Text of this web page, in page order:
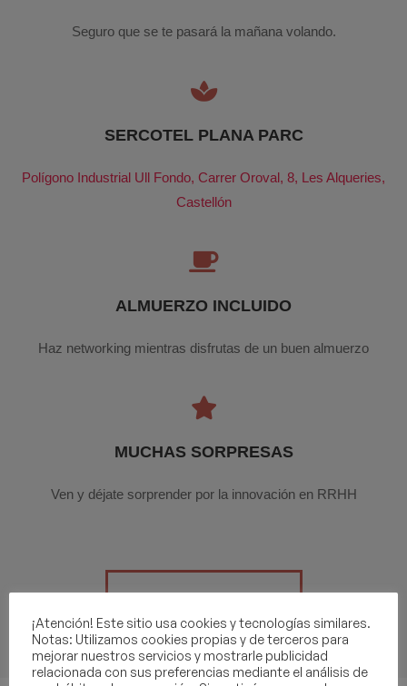
Seguro que se te pasará la mañana volando.
SERCOTEL PLANA PARC
Polígono Industrial Ull Fondo, Carrer Oroval, 8, Les Alqueries,
Castellón
ALMUERZO INCLUIDO
Haz networking mientras disfrutas de un buen almuerzo
MUCHAS SORPRESAS
Ven y déjate sorprender por la innovación en RRHH
QUIERO INSCRIBIRME
¡Atención! Este sitio usa cookies y tecnologías similares.
Notas: Utilizamos cookies propias y de terceros para
mejorar nuestros servicios y mostrarle publicidad
relacionada con sus preferencias mediante el análisis de